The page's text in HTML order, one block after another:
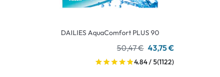
DAILIES AquaComfort PLUS 90
50,47 € 43,75 €
4.84 / 5(1122)